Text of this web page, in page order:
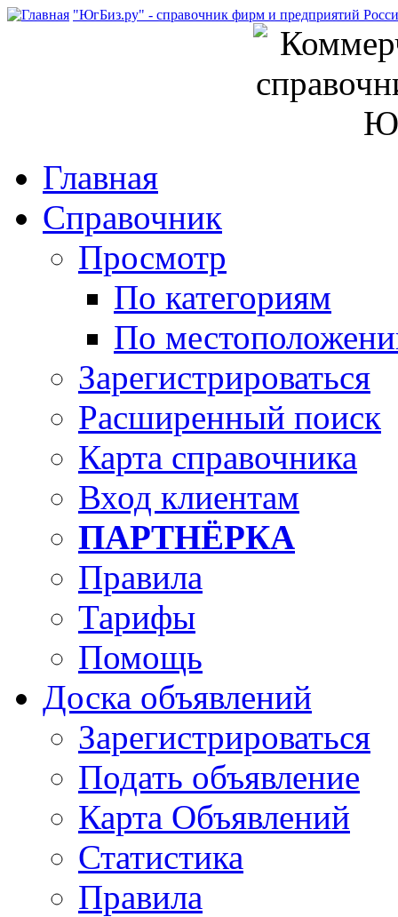
"ЮгБиз.ру" - справочник фирм и предприятий
Главная
Справочник
Просмотр
По категориям
По
Зарегистрироваться
Расширенный поиск
Карта справочника
Вход клиентам
ПАРТНЁРКА
Правила
Тарифы
Помощь
Доска объявлений
Зарегистрироваться
Подать объявление
Карта Объявлений
Статистика
Правила